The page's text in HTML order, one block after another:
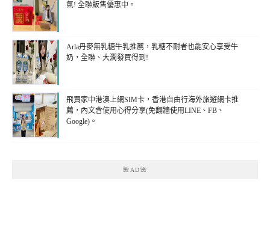
氣! 全聯販售優惠中。
Arla丹麥無乳糖牛乳推薦，乳糖不耐者也能安心享受牛
奶，全聯、大潤發買得到!
飛買家中港澳上網SIM卡，香港自由行海外旅遊網卡推
薦，內文含使用心得分享(免翻牆使用LINE、FB、
Google)。
🌺AD🌺